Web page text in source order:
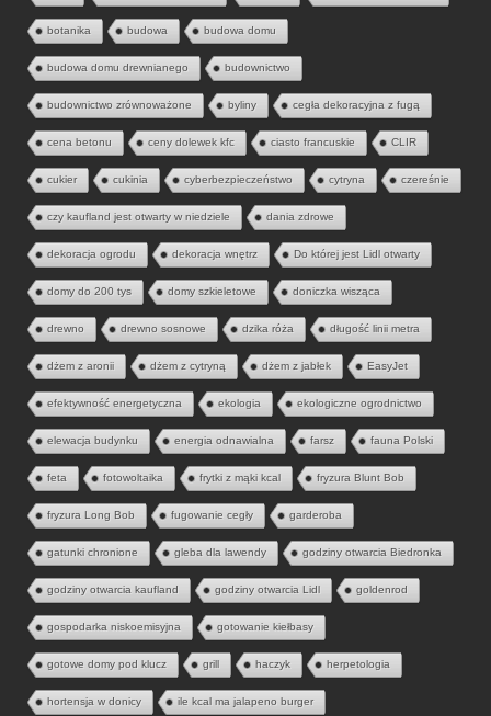
botanika budowa budowa domu
budowa domu drewnianego budownictwo
budownictwo zrównoważone byliny cegła dekoracyjna z fugą
cena betonu ceny dolewek kfc ciasto francuskie CLIR
cukier cukinia cyberbezpieczeństwo cytryna czereśnie
czy kaufland jest otwarty w niedziele dania zdrowe
dekoracja ogrodu dekoracja wnętrz Do której jest Lidl otwarty
domy do 200 tys domy szkieletowe doniczka wisząca
drewno drewno sosnowe dzika róża długość linii metra
dżem z aronii dżem z cytryną dżem z jabłek EasyJet
efektywność energetyczna ekologia ekologiczne ogrodnictwo
elewacja budynku energia odnawialna farsz fauna Polski
feta fotowoltaika frytki z mąki kcal fryzura Blunt Bob
fryzura Long Bob fugowanie cegły garderoba
gatunki chronione gleba dla lawendy godziny otwarcia Biedronka
godziny otwarcia kaufland godziny otwarcia Lidl goldenrod
gospodarka niskoemisyjna gotowanie kiełbasy
gotowe domy pod klucz grill haczyk herpetologia
hortensja w donicy ile kcal ma jalapeno burger